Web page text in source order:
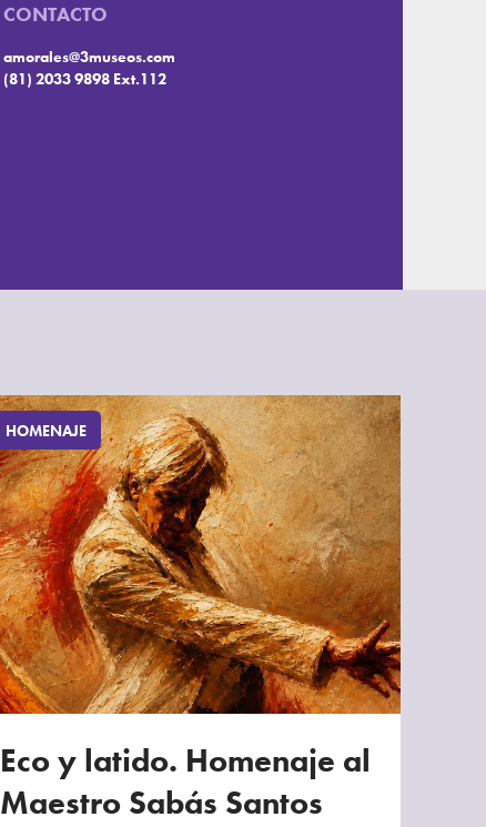
CONTACTO
amorales@3museos.com
(81) 2033 9898 Ext.112
HOMENAJE
Eco y latido. Homenaje al
Maestro Sabás Santos